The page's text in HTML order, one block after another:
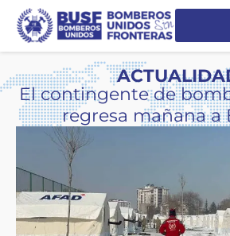
El contingente de
regresa mañana a